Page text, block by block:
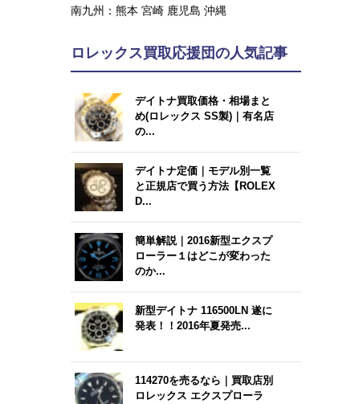
南九州： 熊本 宮崎 鹿児島 沖縄
ロレックス買取応援団の人気記事
デイトナ買取価格・相場まと
め(ロレックス SS製)｜有名店
の...
デイトナ定価｜モデル別一覧
と正規店で買う方法【ROLEX
D...
簡単解説｜2016新型エクスプ
ローラー１はどこが変わった
のか...
新型デイトナ 116500LN 遂に
発表！！2016年夏発売...
114270を売るなら｜買取店別
ロレックス エクスプローラ